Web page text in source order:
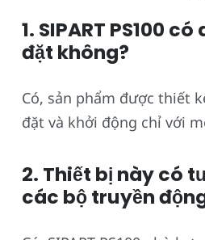
1. SIPART PS100
đặt không?
Có, sản phẩm được thiết
đặt và khởi động chỉ với
2. Thiết bị này có
các bộ truyền